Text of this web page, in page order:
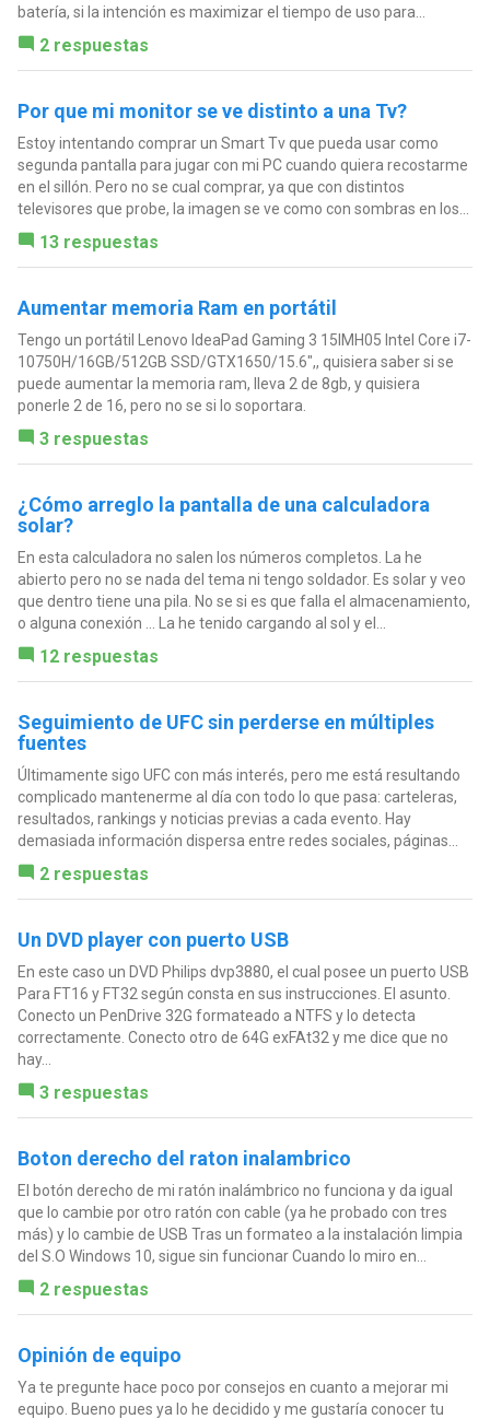
batería, si la intención es maximizar el tiempo de uso para...
2 respuestas
Por que mi monitor se ve distinto a una Tv?
Estoy intentando comprar un Smart Tv que pueda usar como
segunda pantalla para jugar con mi PC cuando quiera recostarme
en el sillón. Pero no se cual comprar, ya que con distintos
televisores que probe, la imagen se ve como con sombras en los...
13 respuestas
Aumentar memoria Ram en portátil
Tengo un portátil Lenovo IdeaPad Gaming 3 15IMH05 Intel Core i7-
10750H/16GB/512GB SSD/GTX1650/15.6",, quisiera saber si se
puede aumentar la memoria ram, lleva 2 de 8gb, y quisiera
ponerle 2 de 16, pero no se si lo soportara.
3 respuestas
¿Cómo arreglo la pantalla de una calculadora
solar?
En esta calculadora no salen los números completos. La he
abierto pero no se nada del tema ni tengo soldador. Es solar y veo
que dentro tiene una pila. No se si es que falla el almacenamiento,
o alguna conexión ... La he tenido cargando al sol y el...
12 respuestas
Seguimiento de UFC sin perderse en múltiples
fuentes
Últimamente sigo UFC con más interés, pero me está resultando
complicado mantenerme al día con todo lo que pasa: carteleras,
resultados, rankings y noticias previas a cada evento. Hay
demasiada información dispersa entre redes sociales, páginas...
2 respuestas
Un DVD player con puerto USB
En este caso un DVD Philips dvp3880, el cual posee un puerto USB
Para FT16 y FT32 según consta en sus instrucciones. El asunto.
Conecto un PenDrive 32G formateado a NTFS y lo detecta
correctamente. Conecto otro de 64G exFAt32 y me dice que no
hay...
3 respuestas
Boton derecho del raton inalambrico
El botón derecho de mi ratón inalámbrico no funciona y da igual
que lo cambie por otro ratón con cable (ya he probado con tres
más) y lo cambie de USB Tras un formateo a la instalación limpia
del S.O Windows 10, sigue sin funcionar Cuando lo miro en...
2 respuestas
Opinión de equipo
Ya te pregunte hace poco por consejos en cuanto a mejorar mi
equipo. Bueno pues ya lo he decidido y me gustaría conocer tu